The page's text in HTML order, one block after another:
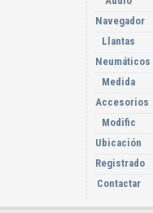
Navegador
Llantas
Neumáticos
Medida
Accesorios
Modific
Ubicación
Registrado
Contactar